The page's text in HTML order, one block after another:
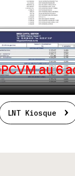
au 6
LNT Kiosque